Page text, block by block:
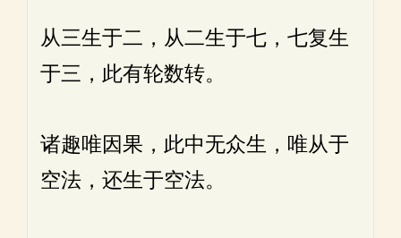
从三生于二，从二生于七，七复生
于三，此有轮数转。
诸趣唯因果，此中无众生，唯从于
空法，还生于空法。